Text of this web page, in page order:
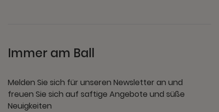
Immer am Ball
Melden Sie sich für unseren Newsletter an und
freuen Sie sich auf saftige Angebote und süße
Neuigkeiten